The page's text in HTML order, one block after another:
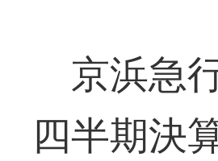
京浜急
四半期決